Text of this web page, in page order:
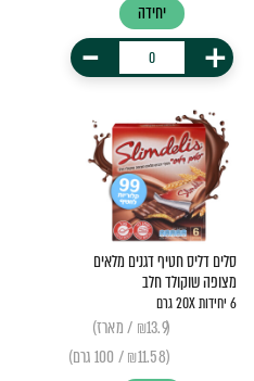
יחידה
+
-
סלים דליס חטיף דגנים מלאים
מצופה שוקולד חלב
6 יחידות 20X גרם
(₪13.9 / מארז)
(₪11.58 / 100 גרם)